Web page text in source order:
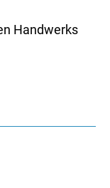
Handwerks